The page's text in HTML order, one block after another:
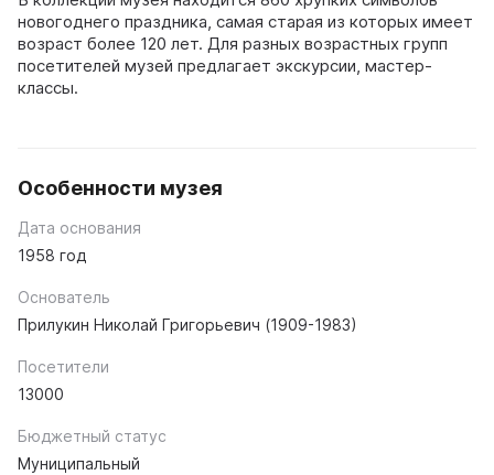
новогоднего праздника, самая старая из которых имеет
возраст более 120 лет. Для разных возрастных групп
посетителей музей предлагает экскурсии, мастер-
классы.
Особенности музея
Дата основания
1958 год
Основатель
Прилукин Николай Григорьевич (1909-1983)
Посетители
13000
Бюджетный статус
Муниципальный